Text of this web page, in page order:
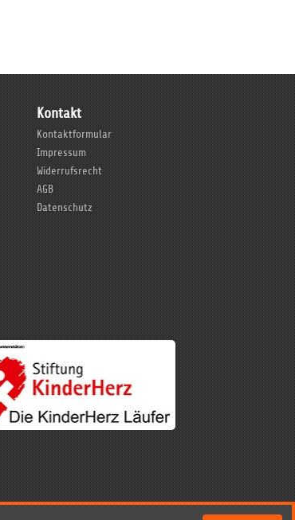
Kontakt
Kontaktformular
Impressum
Widerrufsrecht
AGB
Datenschutz